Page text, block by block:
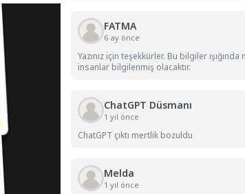
FATMA
6 ay önce
Yazınız için teşekkürler. Bu bilgiler ışığında
insanlar bilgilenmiş olacaktır.
ChatGPT Düsmanı
1 yıl önce
ChatGPT çıktı mertlik bozuldu
Melda
1 yıl önce